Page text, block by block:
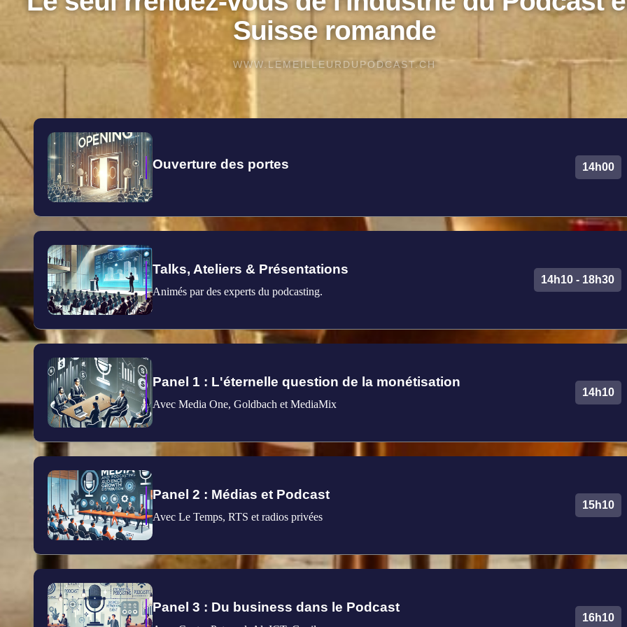
Suisse romande
WWW.LEMEILLEURDUPODCAST.CH
Ouverture des portes 14h00
Talks, Ateliers & Présentations
Animés par des experts du podcasting.
14h10 - 18h30
Panel 1 : L'éternelle question de la monétisation
Avec Media One, Goldbach et MediaMix
14h10
Panel 2 : Médias et Podcast
Avec Le Temps, RTS et radios privées
15h10
Panel 3 : Du business dans le Podcast
16h10